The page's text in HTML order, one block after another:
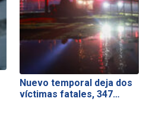
Nuevo temporal deja dos
víctimas fatales, 347…